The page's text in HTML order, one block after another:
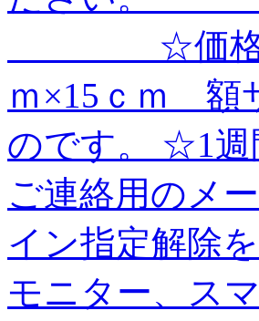
＿＿＿＿ ☆価
ｍ×15ｃｍ 額
のです。 ☆1
ご連絡用のメ
イン指定解除
モニター、ス